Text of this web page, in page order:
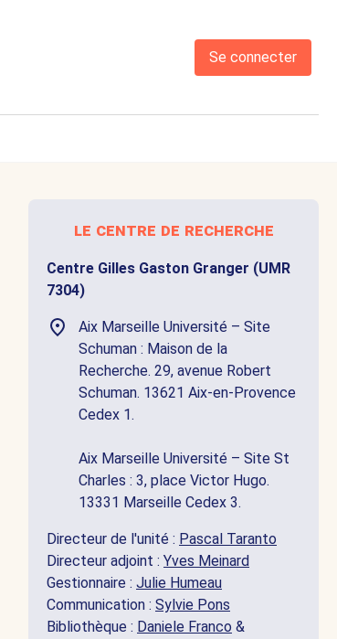
Se connecter
le centre de recherche
Centre Gilles Gaston Granger (UMR
7304)
Aix Marseille Université – Site
Schuman : Maison de la
Recherche. 29, avenue Robert
Schuman. 13621 Aix-en-Provence
Cedex 1.
Aix Marseille Université – Site St
Charles : 3, place Victor Hugo.
13331 Marseille Cedex 3.
Directeur de l'unité : Pascal Taranto
Directeur adjoint : Yves Meinard
Gestionnaire : Julie Humeau
Communication : Sylvie Pons
Bibliothèque : Daniele Franco &